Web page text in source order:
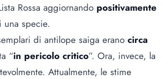
Rossa aggiornando positivamente
specie.
di antilope saiga erano circa
“in pericolo critico”. Ora, invece, la
Attualmente, le stime